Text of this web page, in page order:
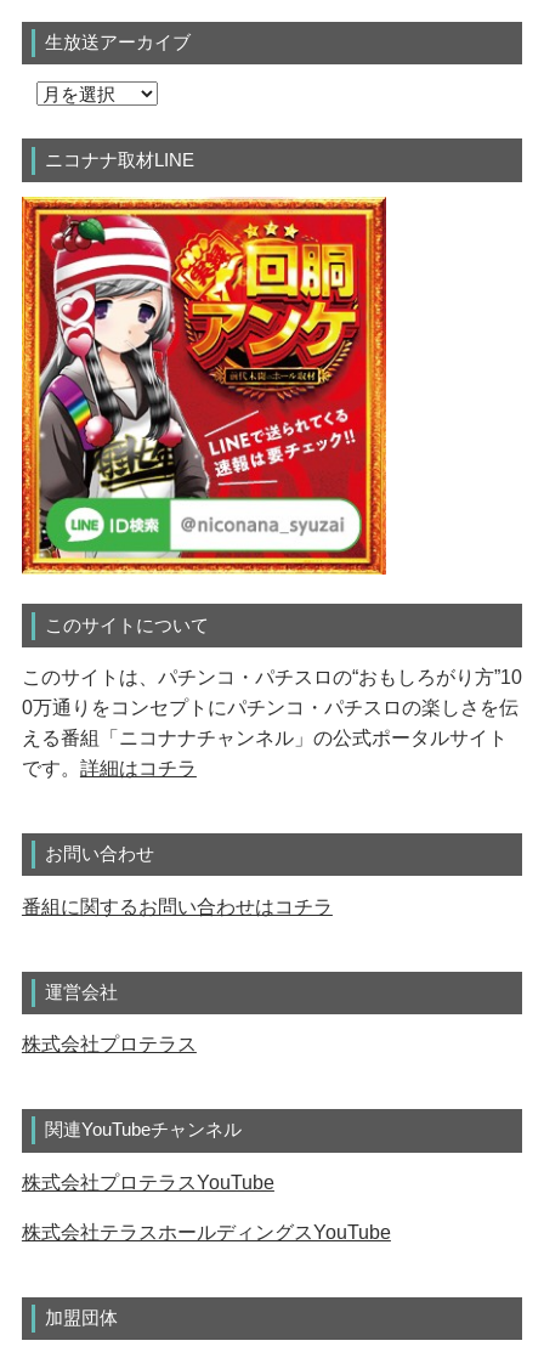
生放送アーカイブ
ニコナナ取材LINE
このサイトについて
このサイトは、パチンコ・パチスロの“おもしろがり方”10
0万通りをコンセプトにパチンコ・パチスロの楽しさを伝
える番組「ニコナナチャンネル」の公式ポータルサイト
です。 詳細はコチラ
お問い合わせ
番組に関するお問い合わせはコチラ
運営会社
株式会社プロテラス
関連YouTubeチャンネル
株式会社プロテラスYouTube
株式会社テラスホールディングスYouTube
加盟団体